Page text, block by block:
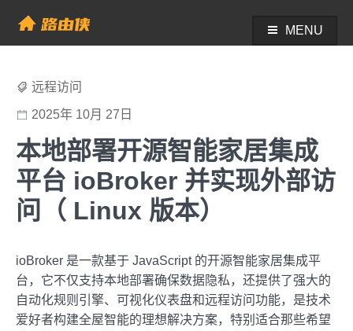
content
帮助中心 - 路由侠
MENU
远程访问
2025年 10月 27日
本地部署开源智能家居集成
平台 ioBroker 并实现外部访
问（ Linux 版本）
ioBroker 是一款基于 JavaScript 的开源智能家居集成平
台，它不仅支持本地部署确保数据隐私，还提供了强大的
自动化规则引擎、可视化仪表盘和远程访问功能，是技术
爱好者构建全屋智能的理想解决方案，特别适合那些希望